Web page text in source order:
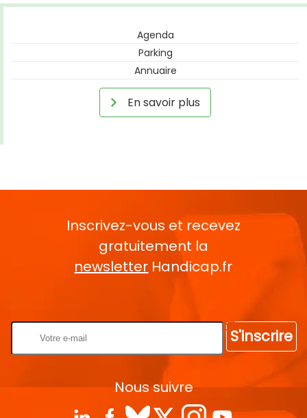
Agenda
Parking
Annuaire
En savoir plus
Inscrivez-vous et recevez
gratuitement la
newsletter Handicap.fr
S'inscrire
Nous suivre